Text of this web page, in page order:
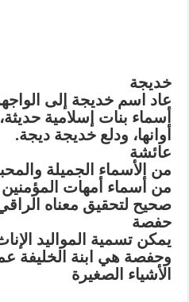
خديجة
عاد اسم خديجة إلى
أسماء بنات إسلامية
أوانها، ودلع خديجة ديجة.
عائشة
من الأسماء الجميلة
من أسماء أمهات
صحيح لتحقيق معناه
حفصة
يمكن تسمية المواليد
وحفصة هي ابنة الخليفة
الأشياء الصغيرة